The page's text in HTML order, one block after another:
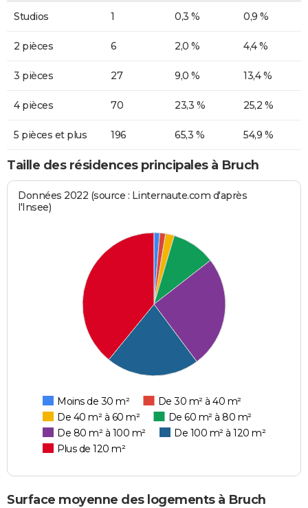
Studios 1 0,3 % 0,9 %
2 pièces 6 2,0 % 4,4 %
3 pièces 27 9,0 % 13,4 %
4 pièces 70 23,3 % 25,2 %
5 pièces et plus 196 65,3 % 54,9 %
Taille des résidences principales à Bruch
Données 2022 (source : Linternaute.com d'après
l'Insee)
Moins de 30 m²
De 30 m² à 40 m²
De 40 m² à 60 m²
De 60 m² à 80 m²
De 80 m² à 100 m²
De 100 m² à 120 m²
Plus de 120 m²
Surface moyenne des logements à Bruch